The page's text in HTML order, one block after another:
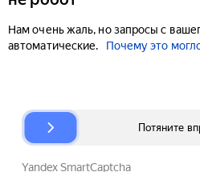
Нам очень жаль, но запросы с
автоматические.
Почему это